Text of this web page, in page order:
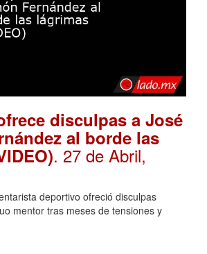
disculpas a José
al borde las
. 27 de Abril,
deportivo ofreció disculpas
mentor tras meses de tensiones y